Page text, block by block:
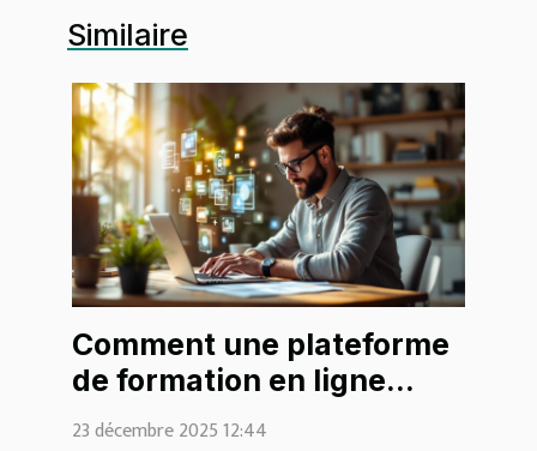
Similaire
Comment une plateforme
de formation en ligne
révolutionne
23 décembre 2025 12:44